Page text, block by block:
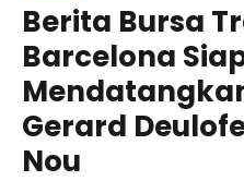
Berita Bursa
Barcelona
Gerard
Nou